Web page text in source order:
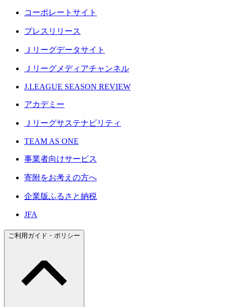
コーポレートサイト
プレスリリース
Ｊリーグデータサイト
Ｊリーグメディアチャンネル
J.LEAGUE SEASON REVIEW
アカデミー
Ｊリーグサステナビリティ
TEAM AS ONE
事業者向けサービス
寄附をお考えの方へ
企業版ふるさと納税
JFA
ご利用ガイド・ポリシー